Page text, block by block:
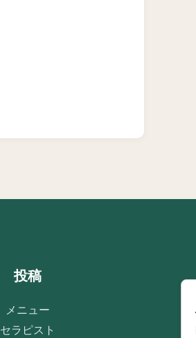
投稿
メニュー
セラピスト